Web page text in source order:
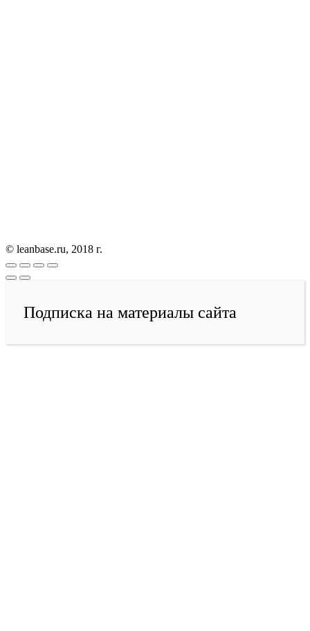
© leanbase.ru, 2018 г.
Подписка на материалы сайта